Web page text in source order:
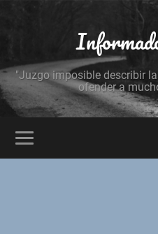
"Juzgo imposible describir
ofender a